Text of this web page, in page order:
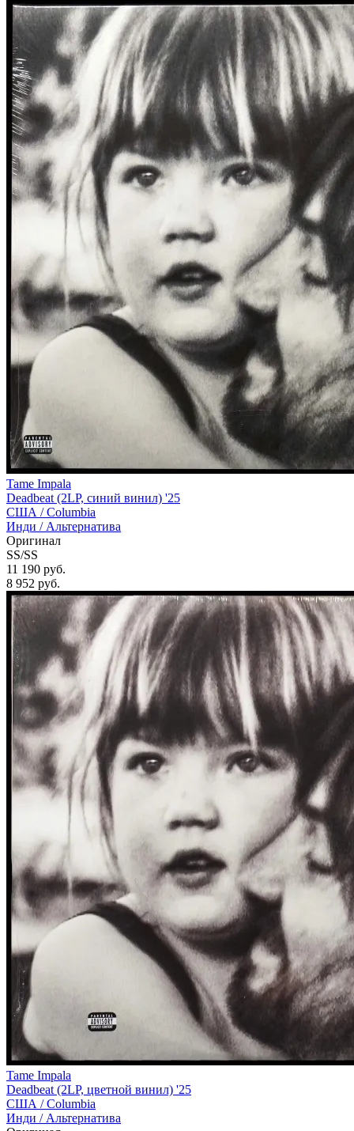
Tame Impala
Deadbeat (2LP, синий винил) '25
США /Columbia
Инди / Альтернатива
Оригинал
SS/SS
11 190 руб.
8 952 руб.
Tame Impala
Deadbeat (2LP, цветной винил) '25
США /Columbia
Инди / Альтернатива